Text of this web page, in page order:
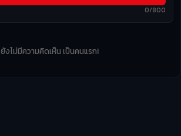
0/800
ยังไม่มีความคิดเห็น เป็นคนแรก!